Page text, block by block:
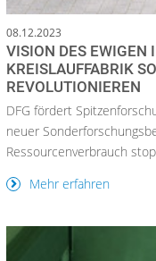
08.12.2023
VISION DES EWIGEN
KREISLAUFFABRIK
REVOLUTIONIEREN
DFG fördert
neuer
Ressourcenverbrauch
Mehr erfahren